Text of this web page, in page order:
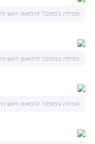
תפילה בפוניבז' לרפואת ראש
תפילה בפוניבז' לרפואת ראש
תפילה בפוניבז' לרפואת ראש